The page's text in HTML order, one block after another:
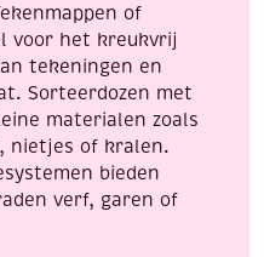
of
voor het kreukvrij
tekeningen en
Sorteerdozen met
materialen zoals
nietjes of kralen.
bieden
verf, garen of